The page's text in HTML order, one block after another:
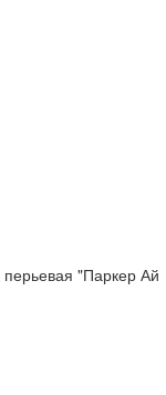
"Паркер Ай